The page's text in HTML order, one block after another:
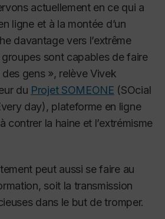
actuellement en ce qui a
ligne et à la montée d’un
davantage vers l’extrême
groupes sont capables de faire
gens », relève Vivek
du Projet SOMEONE (SOcial
day), plateforme en ligne
contrer la haine et l’extrémisme
peut aussi se faire au
soit la transmission
dans le but de tromper.